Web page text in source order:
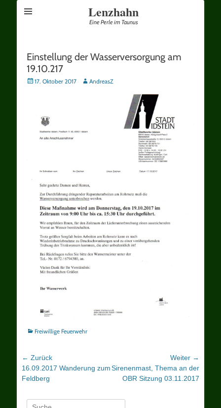
Lenzhahn
Eine Perle im Taunus
Einstellung der Wasserversorgung am
19.10.217
Posted
17. Oktober 2017 AutorAndreasZ
Kategorien
Freiwillige Feuerwehr
Beitragsnavigation
← Zurück
Vorheriger
Beitrag:
16.09.2017 Wanderung zum
Feldberg
Weiter →
Nächster
Beitrag:
Sirenenmast, Thema an der
OBR Sitzung 03.11.2017
Suche